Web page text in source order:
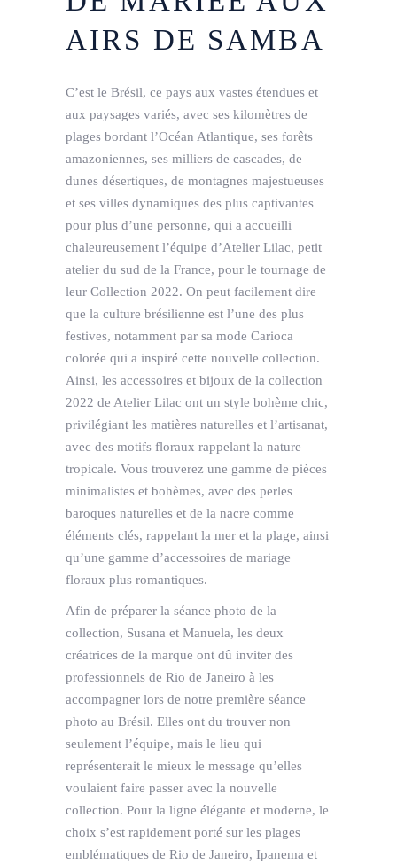
AIRS DE SAMBA
C’est le Brésil, ce pays aux vastes étendues et
aux paysages variés, avec ses kilomètres de
plages bordant l’Océan Atlantique, ses forêts
amazoniennes, ses milliers de cascades, de
dunes désertiques, de montagnes majestueuses
et ses villes dynamiques des plus captivantes
pour plus d’une personne, qui a accueilli
chaleureusement l’équipe d’Atelier Lilac, petit
atelier du sud de la France, pour le tournage de
leur Collection 2022. On peut facilement dire
que la culture brésilienne est l’une des plus
festives, notamment par sa mode Carioca
colorée qui a inspiré cette nouvelle collection.
Ainsi, les accessoires et bijoux de la collection
2022 de Atelier Lilac ont un style bohème chic,
privilégiant les matières naturelles et l’artisanat,
avec des motifs floraux rappelant la nature
tropicale. Vous trouverez une gamme de pièces
minimalistes et bohèmes, avec des perles
baroques naturelles et de la nacre comme
éléments clés, rappelant la mer et la plage, ainsi
qu’une gamme d’accessoires de mariage
floraux plus romantiques.
Afin de préparer la séance photo de la
collection, Susana et Manuela, les deux
créatrices de la marque ont dû inviter des
professionnels de Rio de Janeiro à les
accompagner lors de notre première séance
photo au Brésil. Elles ont du trouver non
seulement l’équipe, mais le lieu qui
représenterait le mieux le message qu’elles
voulaient faire passer avec la nouvelle
collection. Pour la ligne élégante et moderne, le
choix s’est rapidement porté sur les plages
emblématiques de Rio de Janeiro, Ipanema et